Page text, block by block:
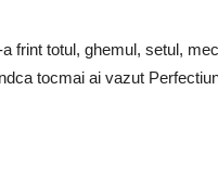
totul, ghemul, setul,
tocmai ai vazut